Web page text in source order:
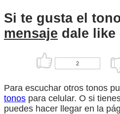
Si te gusta el
mensaje dale like
2
Para escuchar otros tonos
tonos para celular. O si
puedes hacer llegar en la